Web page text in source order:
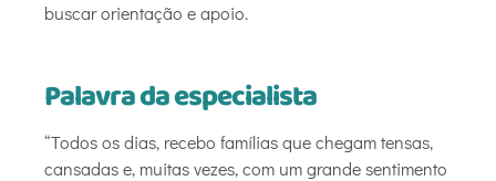
buscar orientação e apoio.
Palavra da especialista
“Todos os dias, recebo famílias que chegam tensas,
cansadas e, muitas vezes, com um grande sentimento